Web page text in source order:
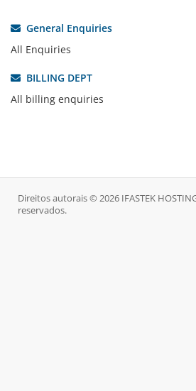
General Enquiries
All Enquiries
BILLING DEPT
All billing enquiries
Direitos autorais © 2026 IFASTEK
reservados.